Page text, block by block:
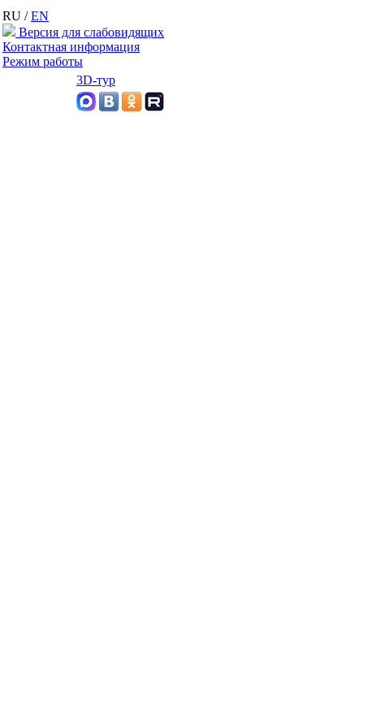
RU /EN
Версия для слабовидящих
Контактная информация
Режим работы
3D-тур